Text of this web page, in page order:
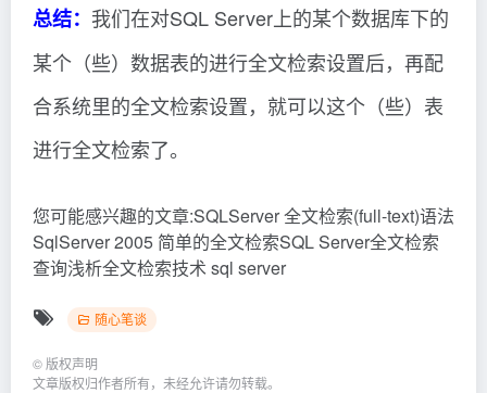
总结： 我们在对SQL Server上的某个数据库下的
某个（些）数据表的进行全文检索设置后，再配
合系统里的全文检索设置，就可以这个（些）表
进行全文检索了。
您可能感兴趣的文章:SQLServer 全文检索(full-text)语法
SqlServer 2005 简单的全文检索SQL Server全文检索
查询浅析全文检索技术 sql server
随心笔谈
© 版权声明
文章版权归作者所有，未经允许请勿转载。